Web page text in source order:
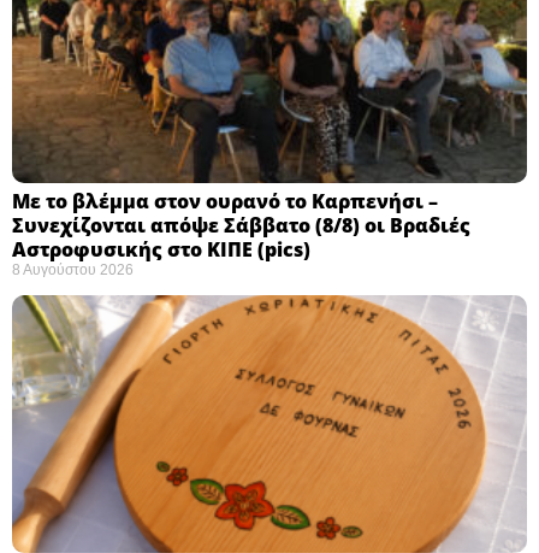
Με το βλέμμα στον ουρανό το Καρπενήσι –
Συνεχίζονται απόψε Σάββατο (8/8) οι Βραδιές
Αστροφυσικής στο ΚΙΠΕ (pics)
8 Αυγούστου 2026